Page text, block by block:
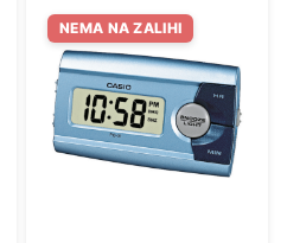
NEMA NA ZALIHI